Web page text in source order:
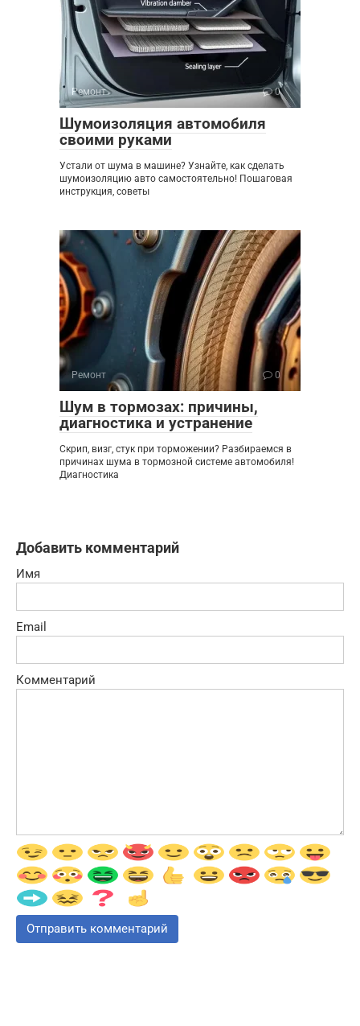
Ремонт 0
Шумоизоляция автомобиля
своими руками
Устали от шума в машине? Узнайте, как сделать
шумоизоляцию авто самостоятельно! Пошаговая
инструкция, советы
Ремонт 0
Шум в тормозах: причины,
диагностика и устранение
Скрип, визг, стук при торможении? Разбираемся в
причинах шума в тормозной системе автомобиля!
Диагностика
Добавить комментарий
Имя
Email
Комментарий